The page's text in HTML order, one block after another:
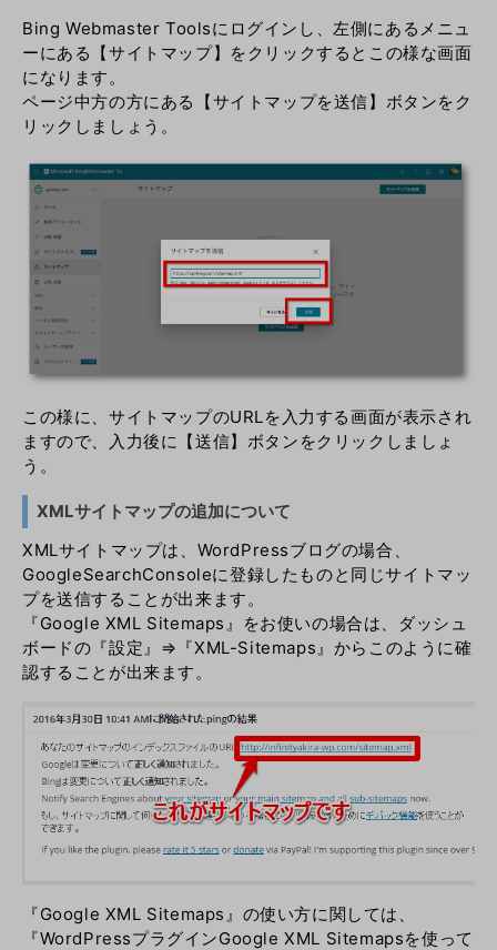
Bing Webmaster Toolsにログインし、左側にあるメニュ
ーにある【サイトマップ】をクリックするとこの様な画面
になります。
ページ中方の方にある【サイトマップを送信】ボタンをク
リックしましょう。
この様に、サイトマップのURLを入力する画面が表示され
ますので、入力後に【送信】ボタンをクリックしましょ
う。
XMLサイトマップの追加について
XMLサイトマップは、WordPressブログの場合、
GoogleSearchConsoleに登録したものと同じサイトマッ
プを送信することが出来ます。
『Google XML Sitemaps』をお使いの場合は、ダッシュ
ボードの『設定』⇒『XML-Sitemaps』からこのように確
認することが出来ます。
『Google XML Sitemaps』の使い方に関しては、
『WordPressプラグインGoogle XML Sitemapsを使って